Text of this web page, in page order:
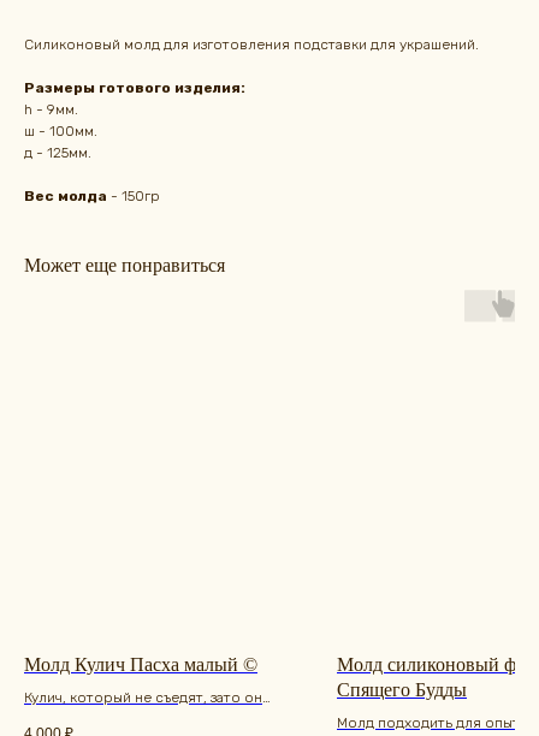
Силиконовый молд для изготовления подставки для украшений.
Размеры готового изделия:
h - 9мм.
ш - 100мм.
д - 125мм.
Вес молда - 150гр
Может еще понравиться
Молд Кулич Пасха малый ©
Кулич, который не съедят, зато он
Молд силиконовый
Спящего Будды
Молд подходить для